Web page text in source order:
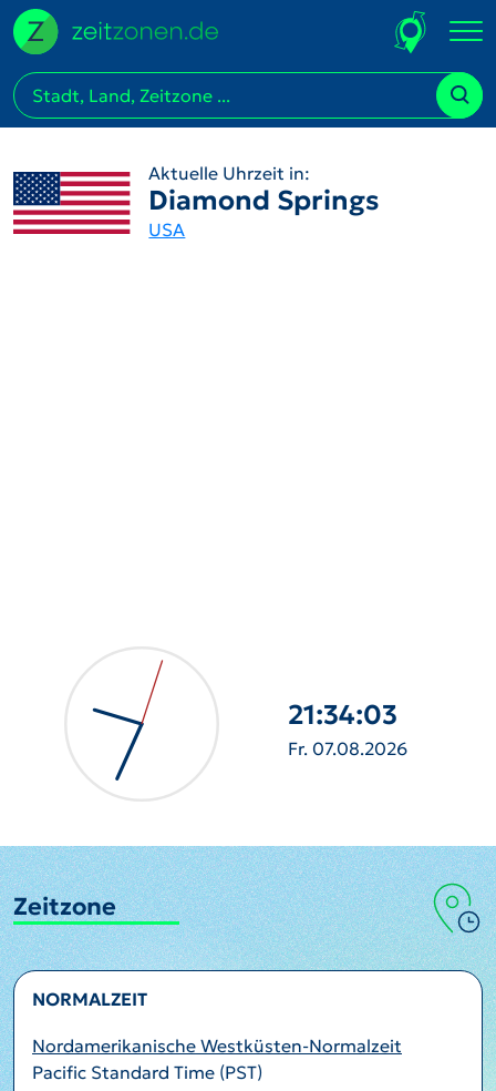
Aktuelle Uhrzeit in:
Diamond Springs
USA
21:34:04
Fr. 07.08.2026
Zeitzone
NORMALZEIT
Nordamerikanische Westküsten-Normalzeit
Pacific Standard Time (PST)